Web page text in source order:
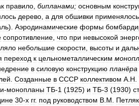
правило бипланами; основным
дерево а для обшивки применялось
). Аэродинамические формы
сопротивление что при невысокой
небольшие скорости высоты и
переход к цельнометаллическим
в силовую конструкцию планёра
Созданные в СССР коллективом А Н
-монопланы ТБ-1 (1925) и ТБ-3 (1930)
30-х гг. под руководством В М